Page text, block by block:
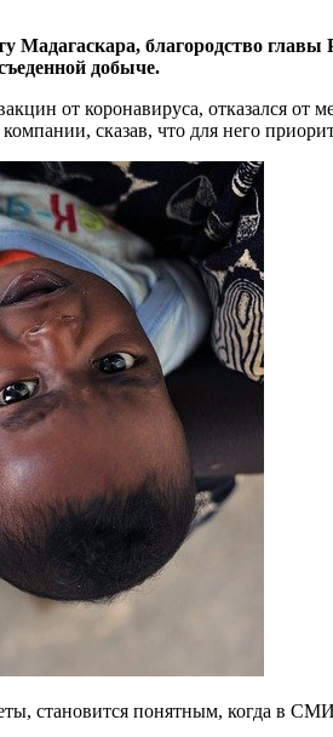
Мадагаскара, благородство главы
добыче.
от коронавируса, отказался
сказав, что для него
становится понятным, когда в